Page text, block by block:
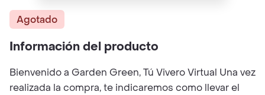
Agotado
Información del producto
Bienvenido a Garden Green, Tú Vivero Virtual Una vez
realizada la compra, te indicaremos como llevar el